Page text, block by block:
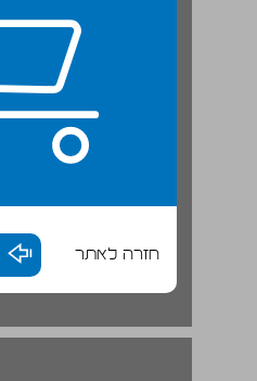
חזרה לאתר